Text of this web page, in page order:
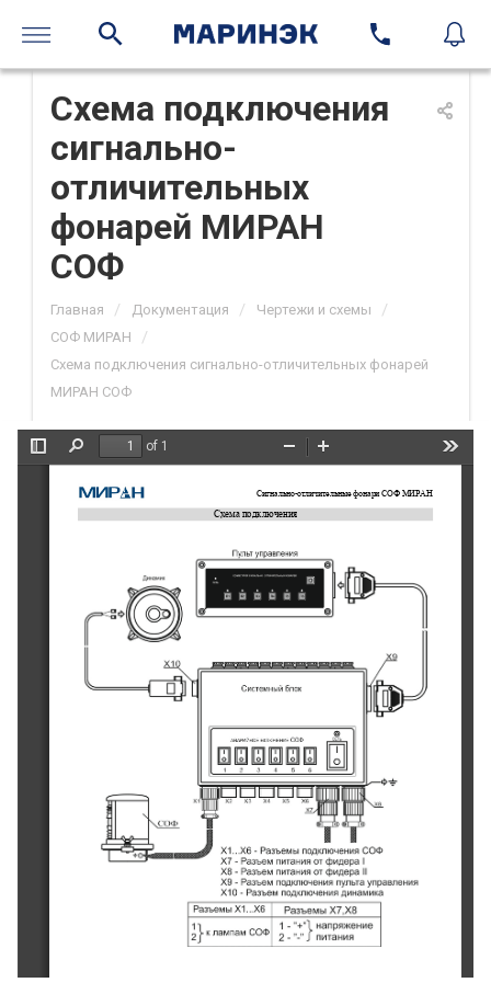
Схема подключения
сигнально-
отличительных
фонарей МИРАН
СОФ
Главная / Документация / Чертежи и схемы /
СОФ МИРАН /
Схема подключения сигнально-отличительных фонарей
МИРАН СОФ
Find
of 1
Zoom
Сигнально-отличительные фонари СОФ МИРАН
Схема подключения